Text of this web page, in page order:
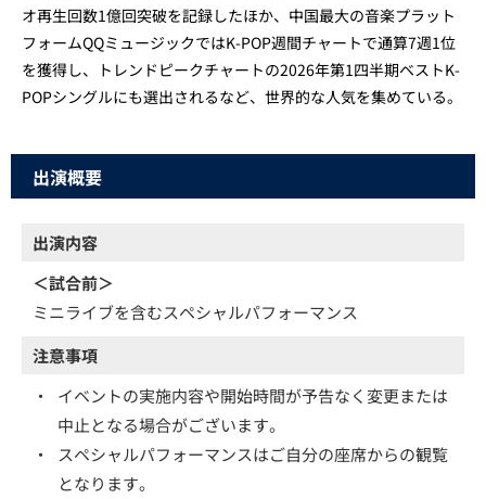
オ再生回数1億回突破を記録したほか、中国最大の音楽プラット
フォームQQミュージックではK-POP週間チャートで通算7週1位
を獲得し、トレンドピークチャートの2026年第1四半期ベストK-
POPシングルにも選出されるなど、世界的な人気を集めている。
出演概要
出演内容
＜試合前＞
ミニライブを含むスペシャルパフォーマンス
注意事項
・
イベントの実施内容や開始時間が予告なく変更または
中止となる場合がございます。
・
スペシャルパフォーマンスはご自分の座席からの観覧
となります。